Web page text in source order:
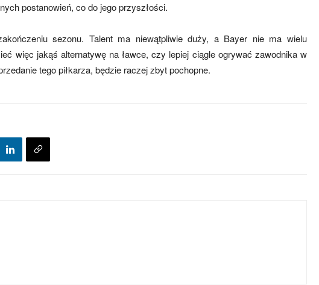
postanowień, co do jego przyszłości.
sezonu. Talent ma niewątpliwie duży, a Bayer nie ma wielu
więc jakąś alternatywę na ławce, czy lepiej ciągle ogrywać zawodnika w
tego piłkarza, będzie raczej zbyt pochopne.